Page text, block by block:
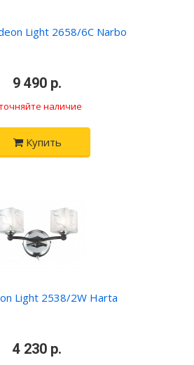
Light 2658/6C Narbo
9 490 р.
наличие
Купить
Light 2538/2W Harta
4 230 р.